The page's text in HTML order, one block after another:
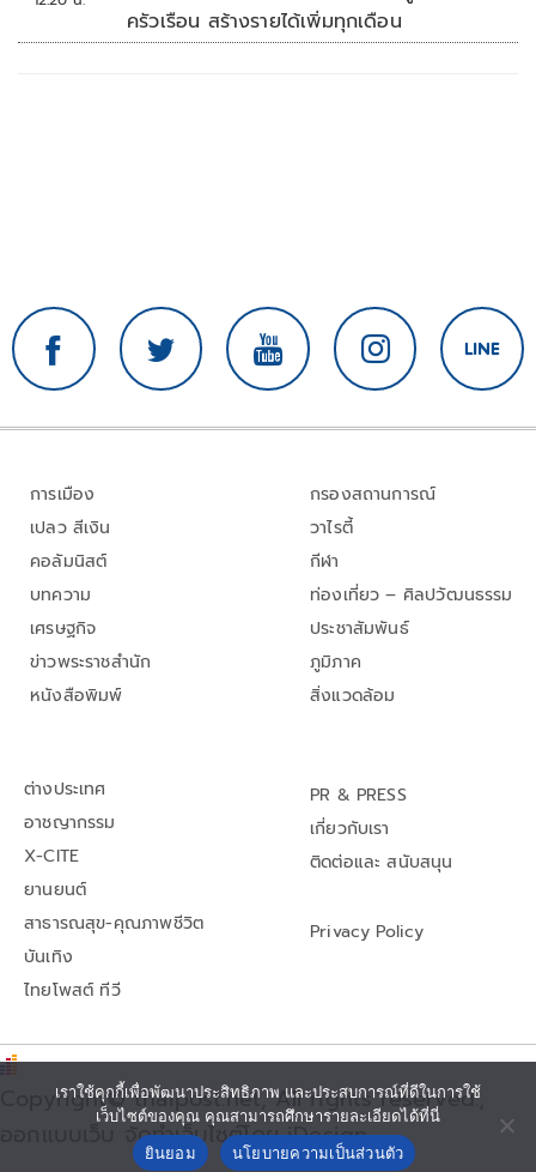
ครัวเรือน สร้างรายได้เพิ่มทุกเดือน
การเมือง
เปลว สีเงิน
คอลัมนิสต์
บทความ
เศรษฐกิจ
ข่าวพระราชสำนัก
หนังสือพิมพ์
กรองสถานการณ์
วาไรตี้
กีฬา
ท่องเที่ยว – ศิลปวัฒนธรรม
ประชาสัมพันธ์
ภูมิภาค
สิ่งแวดล้อม
ต่างประเทศ
อาชญากรรม
X-CITE
ยานยนต์
สาธารณสุข-คุณภาพชีวิต
บันเทิง
ไทยโพสต์ ทีวี
PR & PRESS
เกี่ยวกับเรา
ติดต่อและ สนับสนุน
Privacy Policy
Copyright© thaipost.net, All rights reserved.,
ออกแบบเว็บ จัดทำเว็บไซต์โดย iDesign
เราใช้คุกกี้เพื่อพัฒนาประสิทธิภาพ และประสบการณ์ที่ดีในการใช้
เว็บไซต์ของคุณ คุณสามารถศึกษารายละเอียดได้ที่นี่
ยินยอม
นโยบายความเป็นส่วนตัว